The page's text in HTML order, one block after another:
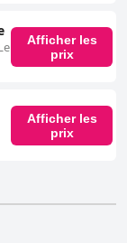
Afficher les
prix
Afficher les
prix